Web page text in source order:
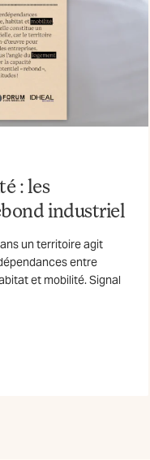
: les
industriel
un territoire agit
entre
et mobilité. Signal